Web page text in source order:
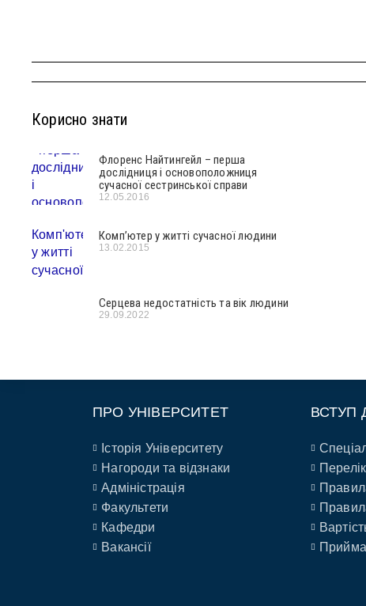
Корисно знати
Флоренс Найтингейл – перша
дослідниця і основоположниця
сучасної сестринської справи
12.05.2016
Комп’ютер у житті сучасної людини
13.02.2015
Серцева недостатність та вік людини
29.09.2022
ПРО УНІВЕРСИТЕТ
Історія Університету
Нагороди та відзнаки
Адміністрація
Факультети
Кафедри
Вакансії
ВСТУП